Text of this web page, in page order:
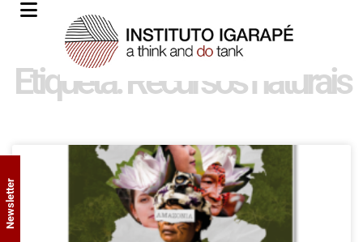
Etiqueta: Recursos naturais
Newsletter